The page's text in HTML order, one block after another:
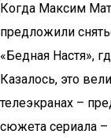
Когда Максим
предложили
«Бедная Настя»,
Казалось, это
телеэкранах –
сюжета сериала –